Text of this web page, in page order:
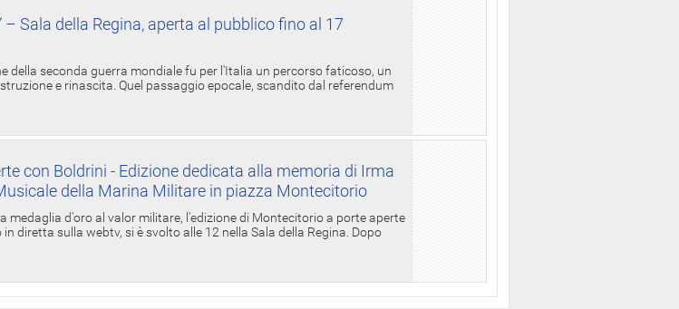
Sala della Regina, aperta al pubblico fino al 17
della seconda guerra mondiale fu per l'Italia un percorso faticoso, un
e rinascita. Quel passaggio epocale, scandito dal referendum
con Boldrini - Edizione dedicata alla memoria di Irma
della Marina Militare in piazza Montecitorio
medaglia d'oro al valor militare, l'edizione di Montecitorio a porte aperte
diretta sulla webtv, si è svolto alle 12 nella Sala della Regina. Dopo